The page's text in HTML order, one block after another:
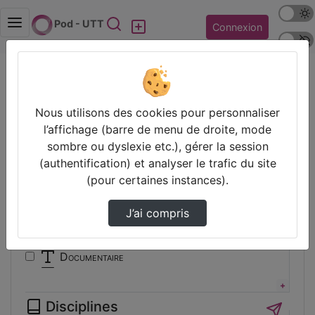
Pod - UTT Rechercher Connexion
Mode
Police
Filtres
Types
Animation
Conférence
Cours
Documentaire
Interview
Disciplines
Nous utilisons des cookies pour personnaliser
l’affichage (barre de menu de droite, mode
sombre ou dyslexie etc.), gérer la session
(authentification) et analyser le trafic du site
(pour certaines instances).
J’ai compris